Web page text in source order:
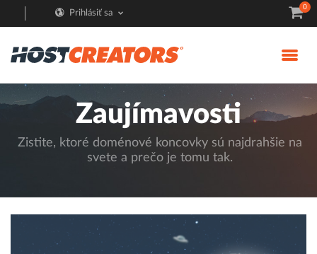
Prihlásiť sa
0
Zaujímavosti
Zistite, ktoré doménové koncovky sú najdrahšie na
svete a prečo je tomu tak.